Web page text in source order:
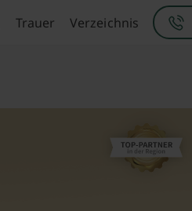
Trauer Verzeichnis